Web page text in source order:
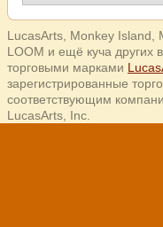
LucasArts, Monkey Island,
LOOM и ещё куча других
торговыми марками
зарегистрированные
соответствующим
LucasArts, Inc.